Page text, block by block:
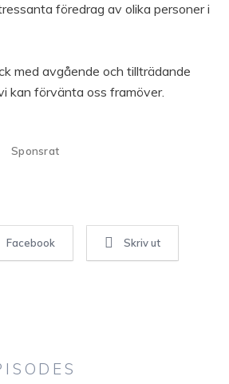
föredrag av olika personer i
med avgående och tillträdande
kan förvänta oss framöver.
Sponsrat
Facebook Skriv ut